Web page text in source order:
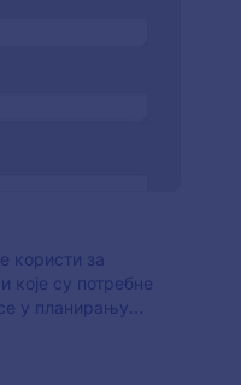
користи за
су потребне
у планирању
шаблон